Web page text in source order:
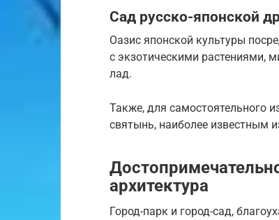
Сад русско-японской
Оазис японской культуры
с экзотическими растениями,
лад.
Также, для самостоятельного
святынь, наиболее известным
архитектура
Город-парк и город-сад,